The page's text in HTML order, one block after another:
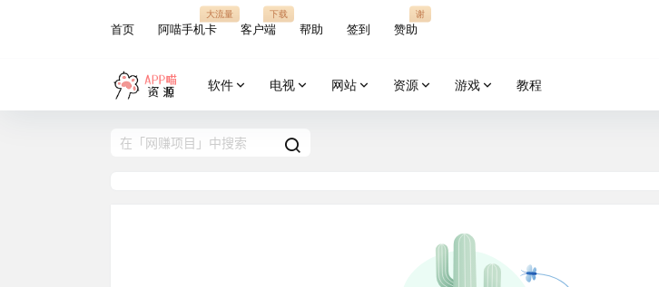
首页 阿喵手机卡
大流量
客户端
下载
帮助 签到 赞助
谢
软件 电视 网站 资源 游戏 教程